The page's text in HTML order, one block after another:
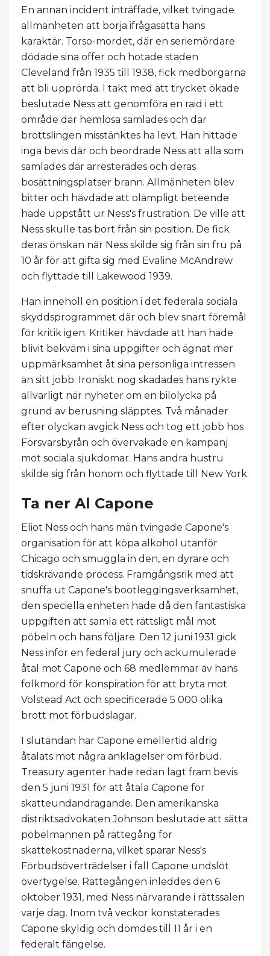
En annan incident inträffade, vilket tvingade
allmänheten att börja ifrågasätta hans
karaktär. Torso-mordet, där en seriemördare
dödade sina offer och hotade staden
Cleveland från 1935 till 1938, fick medborgarna
att bli upprörda. I takt med att trycket ökade
beslutade Ness att genomföra en raid i ett
område där hemlösa samlades och där
brottslingen misstänktes ha levt. Han hittade
inga bevis där och beordrade Ness att alla som
samlades där arresterades och deras
bosättningsplatser brann. Allmänheten blev
bitter och hävdade att olämpligt beteende
hade uppstått ur Ness's frustration. De ville att
Ness skulle tas bort från sin position. De fick
deras önskan när Ness skilde sig från sin fru på
10 år för att gifta sig med Evaline McAndrew
och flyttade till Lakewood 1939.
Han innehöll en position i det federala sociala
skyddsprogrammet där och blev snart föremål
för kritik igen. Kritiker hävdade att han hade
blivit bekväm i sina uppgifter och ägnat mer
uppmärksamhet åt sina personliga intressen
än sitt jobb. Ironiskt nog skadades hans rykte
allvarligt när nyheter om en bilolycka på
grund av berusning släpptes. Två månader
efter olyckan avgick Ness och tog ett jobb hos
Försvarsbyrån och övervakade en kampanj
mot sociala sjukdomar. Hans andra hustru
skilde sig från honom och flyttade till New York.
Ta ner Al Capone
Eliot Ness och hans män tvingade Capone's
organisation för att köpa alkohol utanför
Chicago och smuggla in den, en dyrare och
tidskrävande process. Framgångsrik med att
snuffa ut Capone's bootleggingsverksamhet,
den speciella enheten hade då den fantastiska
uppgiften att samla ett rättsligt mål mot
pöbeln och hans följare. Den 12 juni 1931 gick
Ness inför en federal jury och ackumulerade
åtal mot Capone och 68 medlemmar av hans
folkmord för konspiration för att bryta mot
Volstead Act och specificerade 5 000 olika
brott mot förbudslagar.
I slutändan har Capone emellertid aldrig
åtalats mot några anklagelser om förbud.
Treasury agenter hade redan lagt fram bevis
den 5 juni 1931 för att åtala Capone för
skatteundandragande. Den amerikanska
distriktsadvokaten Johnson beslutade att sätta
pöbelmannen på rättegång för
skattekostnaderna, vilket sparar Ness's
Förbudsöverträdelser i fall Capone undslöt
övertygelse. Rättegången inleddes den 6
oktober 1931, med Ness närvarande i rättssalen
varje dag. Inom två veckor konstaterades
Capone skyldig och dömdes till 11 år i en
federalt fängelse.